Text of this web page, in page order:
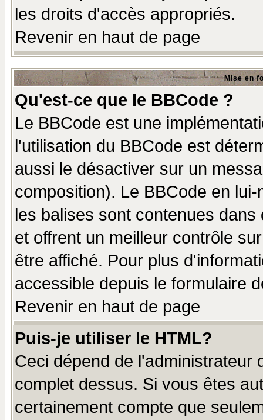
les droits d'accès appropriés.
Revenir en haut de page
Mise en
Qu'est-ce que le BBCode ?
Le BBCode est une
l'utilisation du BBCode est
aussi le désactiver sur un
composition). Le BBCode en
les balises sont contenues
et offrent un meilleur contrôle
être affiché. Pour plus
accessible depuis le formulaire
Revenir en haut de page
Puis-je utiliser le HTML?
Ceci dépend de l'administrateur
complet dessus. Si vous êtes
certainement compte que